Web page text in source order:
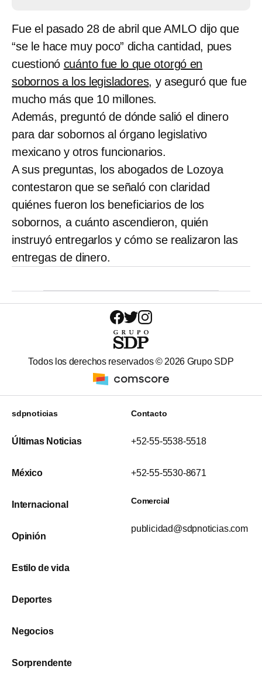
Fue el pasado 28 de abril que AMLO dijo que
“se le hace muy poco” dicha cantidad, pues
cuestionó cuánto fue lo que otorgó en
sobornos a los legisladores, y aseguró que fue
mucho más que 10 millones.
Además, preguntó de dónde salió el dinero
para dar sobornos al órgano legislativo
mexicano y otros funcionarios.
A sus preguntas, los abogados de Lozoya
contestaron que se señaló con claridad
quiénes fueron los beneficiarios de los
sobornos, a cuánto ascendieron, quién
instruyó entregarlos y cómo se realizaron las
entregas de dinero.
Todos los derechos reservados © 2026 Grupo SDP
sdpnoticias
Últimas Noticias
México
Internacional
Opinión
Estilo de vida
Deportes
Negocios
Sorprendente
Contacto
+52-55-5538-5518
+52-55-5530-8671
Comercial
publicidad@sdpnoticias.com